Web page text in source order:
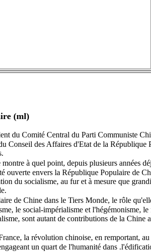
(ml)
du Comité Central du Parti Communiste
Conseil des Affaires d'Etat de la République
à quel point, depuis plusieurs années
ouverte envers la République Populaire de
du socialisme, au fur et à mesure que
de Chine dans le Tiers Monde, le rôle
le social-impérialisme et l'hégémonisme,
sont autant de contributions de la Chine
la révolution chinoise, en remportant,
un quart de l'humanité dans